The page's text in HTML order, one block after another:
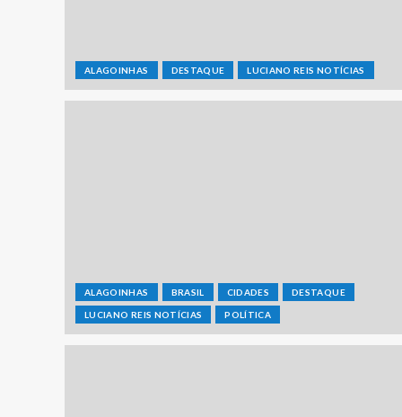
ALAGOINHAS DESTAQUE LUCIANO REIS NOTÍCIAS
ALAGOINHAS BRASIL CIDADES DESTAQUE
LUCIANO REIS NOTÍCIAS POLÍTICA